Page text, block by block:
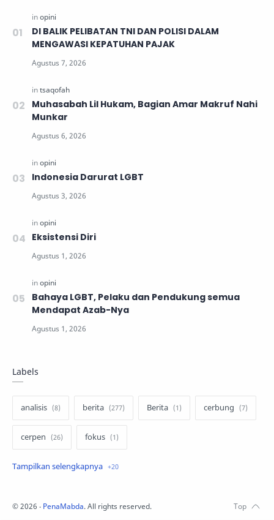
DI BALIK PELIBATAN TNI DAN POLISI DALAM
MENGAWASI KEPATUHAN PAJAK
Muhasabah Lil Hukam, Bagian Amar Makruf Nahi
Munkar
Indonesia Darurat LGBT
Eksistensi Diri
Bahaya LGBT, Pelaku dan Pendukung semua
Mendapat Azab-Nya
Labels
analisis berita Berita cerbung
cerpen fokus
hukum internasional
©2026 ‧ PenaMabda. All rights reserved.